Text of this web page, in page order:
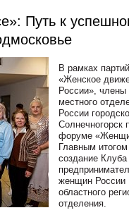
Путь к
В рамках
«Женское
России», члены
местного
России
Солнечногорск
форуме
Главным
создание
женщин России
областного
отделения.